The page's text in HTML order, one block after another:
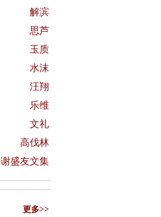
解滨
思芦
玉质
水沫
汪翔
乐维
文礼
高伐林
谢盛友文集
更多>>